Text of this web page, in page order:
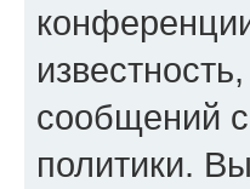
сообщений
политики.